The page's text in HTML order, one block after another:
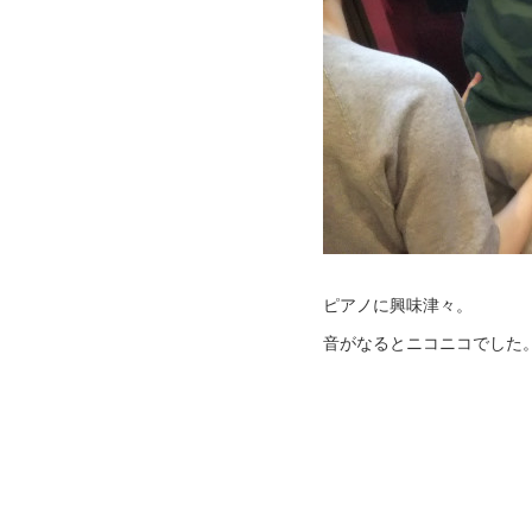
ピアノに興味津々。
音がなるとニコニコでした